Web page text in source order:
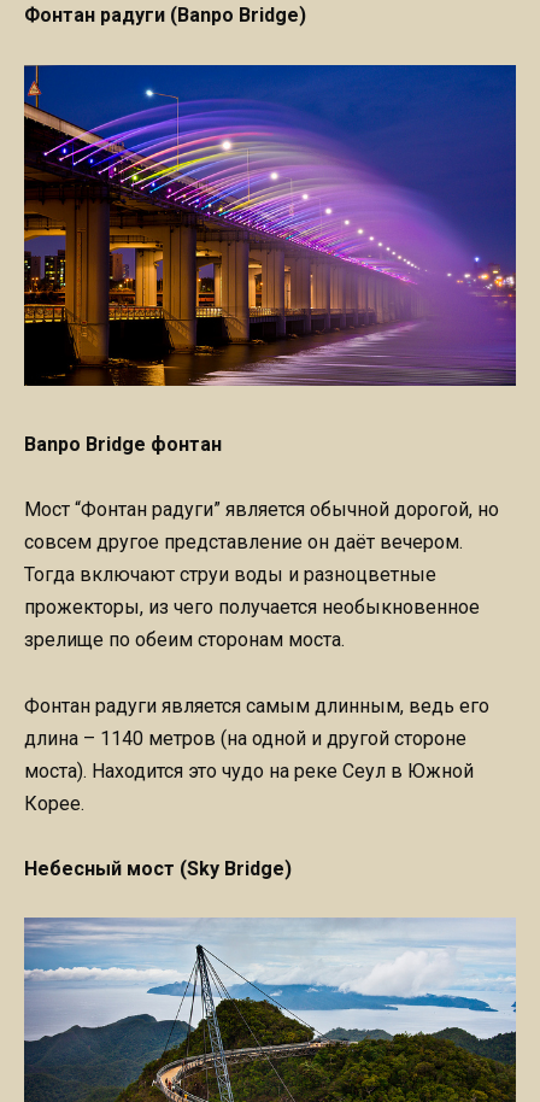
Фонтан радуги (Banpo Bridge)
Banpo Bridge фонтан
Мост “Фонтан радуги” является обычной дорогой, но
совсем другое представление он даёт вечером.
Тогда включают струи воды и разноцветные
прожекторы, из чего получается необыкновенное
зрелище по обеим сторонам моста.
Фонтан радуги является самым длинным, ведь его
длина – 1140 метров (на одной и другой стороне
моста). Находится это чудо на реке Сеул в Южной
Корее.
Небесный мост (Sky Bridge)